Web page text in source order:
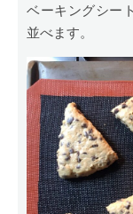
ベーキングシー
並べます。